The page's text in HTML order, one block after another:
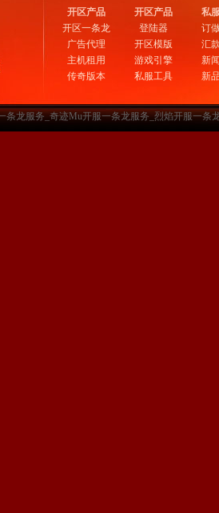
开区产品
开区一条龙
广告代理
主机租用
传奇版本
开区产品
登陆器
开区模版
游戏引擎
私服工具
私
订
汇
新
新
龙服务_奇迹Mu开服一条龙服务_烈焰开服一条